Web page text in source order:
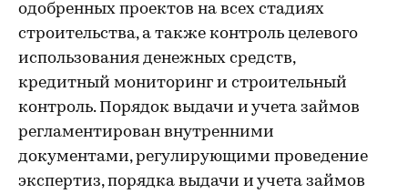
одобренных проектов на всех стадиях
строительства, а также контроль целевого
использования денежных средств,
кредитный мониторинг и строительный
контроль. Порядок выдачи и учета займов
регламентирован внутренними
документами, регулирующими проведение
экспертиз, порядка выдачи и учета займов